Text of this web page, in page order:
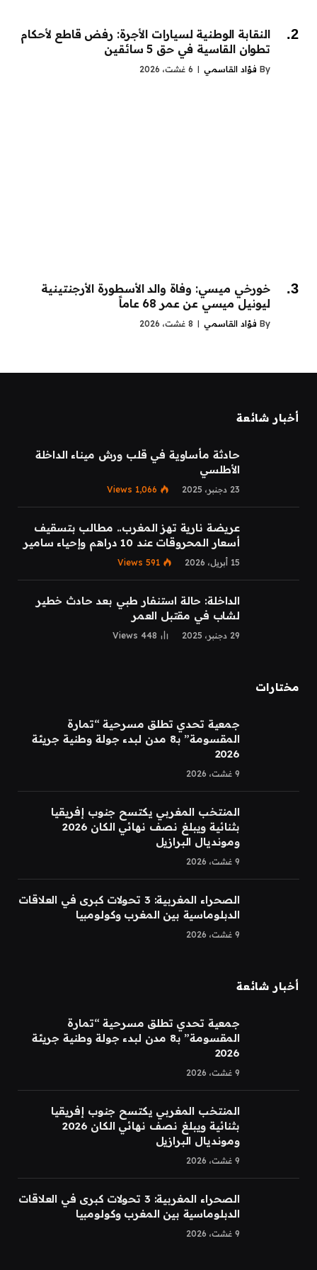
النقابة الوطنية لسيارات الأجرة: رفض قاطع لأحكام
تطوان القاسية في حق 5 سائقين
By فؤاد القاسمي 6 غشت، 2026
خورخي ميسي: وفاة والد الأسطورة الأرجنتينية
ليونيل ميسي عن عمر 68 عاماً
By فؤاد القاسمي 8 غشت، 2026
أخبار شائعة
حادثة مأساوية في قلب ورش ميناء الداخلة
الأطلسي
23 دجنبر، 2025 1,066
Views
عريضة نارية تهز المغرب.. مطالب بتسقيف
أسعار المحروقات عند 10 دراهم وإحياء سامير
15 أبريل، 2026 591
Views
الداخلة: حالة استنفار طبي بعد حادث خطير
لشاب في مقتبل العمر
29 دجنبر، 2025 448
Views
مختارات
جمعية تحدي تطلق مسرحية “تمارة
المقسومة” بـ8 مدن لبدء جولة وطنية جريئة
2026
9 غشت، 2026
المنتخب المغربي يكتسح جنوب إفريقيا
بثنائية ويبلغ نصف نهائي الكان 2026
ومونديال البرازيل
9 غشت، 2026
الصحراء المغربية: 3 تحولات كبرى في العلاقات
الدبلوماسية بين المغرب وكولومبيا
9 غشت، 2026
أخبار شائعة
جمعية تحدي تطلق مسرحية “تمارة
المقسومة” بـ8 مدن لبدء جولة وطنية جريئة
2026
9 غشت، 2026
المنتخب المغربي يكتسح جنوب إفريقيا
بثنائية ويبلغ نصف نهائي الكان 2026
ومونديال البرازيل
9 غشت، 2026
الصحراء المغربية: 3 تحولات كبرى في العلاقات
الدبلوماسية بين المغرب وكولومبيا
9 غشت، 2026